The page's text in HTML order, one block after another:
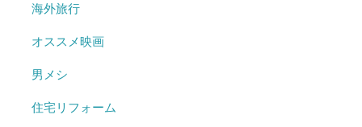
海外旅行
オススメ映画
男メシ
住宅リフォーム